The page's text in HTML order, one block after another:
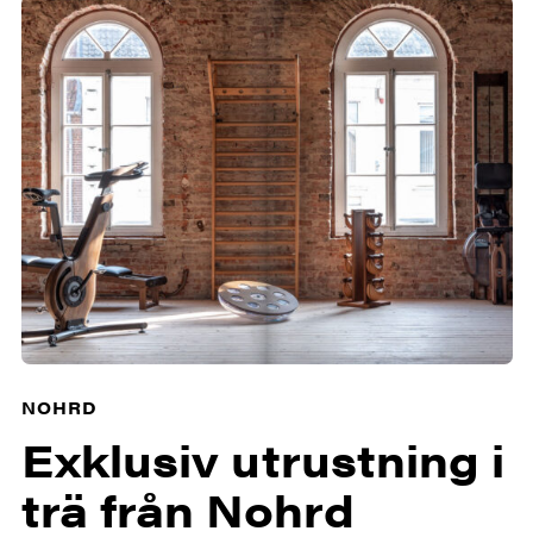
NOHRD
Exklusiv utrustning i
trä från Nohrd